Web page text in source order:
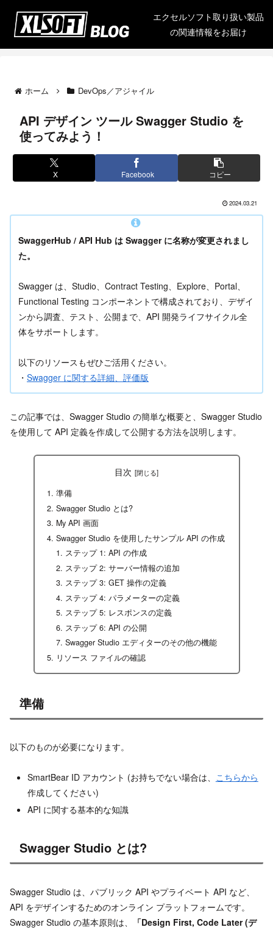
エクセルソフト取り扱い製品
の関連情報をお届け
ホーム DevOps／アジャイル
API デザイン ツール Swagger Studio を
使ってみよう！
X Facebook コピー
2024.03.21
SwaggerHub / API Hub は Swagger に名称が変更されまし
た。
Swagger は、Studio、Contract Testing、Explore、Portal、
Functional Testing コンポーネントで構成されており、デザイ
ンから調査、テスト、公開まで、API 開発ライフサイクル全
体をサポートします。
以下のリソースもぜひご活用ください。
・ Swagger に関する詳細、評価版
この記事では、Swagger Studio の簡単な概要と、Swagger Studio
を使用して API 定義を作成して公開する方法を説明します。
目次
準備
Swagger Studio とは?
My API 画面
Swagger Studio を使用したサンプル API の作成
ステップ 1: API の作成
ステップ 2: サーバー情報の追加
ステップ 3: GET 操作の定義
ステップ 4: パラメーターの定義
ステップ 5: レスポンスの定義
ステップ 6: API の公開
Swagger Studio エディターのその他の機能
リソース ファイルの確認
準備
以下のものが必要になります。
SmartBear ID アカウント (お持ちでない場合は、 こちらから
作成してください)
API に関する基本的な知識
Swagger Studio とは?
Swagger Studio は、パブリック API やプライベート API など、
API をデザインするためのオンライン プラットフォームです。
Swagger Studio の基本原則は、
「Design First, Code Later (デ